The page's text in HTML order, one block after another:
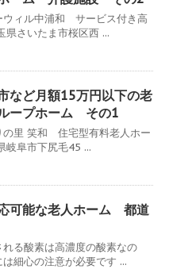
ィル中浦和 サービス付き高
県さいたま市桜区西 ...
など月額15万円以下の老
ープホーム その1
里 笑和 住宅型有料老人ホー
岐阜市下尻毛45 ...
可能な老人ホーム 都道
る酸素は高濃度の酸素なの
細心の注意が必要です ...